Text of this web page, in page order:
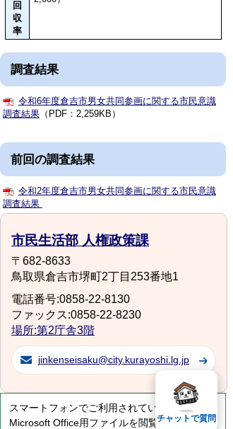
回
収
率
調査結果
令和6年度倉吉市男女共同参画に関する市民意識
調査結果 （PDF：2,259KB）
前回の調査結果
令和2年度倉吉市男女共同参画に関する市民意識
調査結果
市民生活部 人権政策課
〒682-8633
鳥取県倉吉市堺町2丁目253番地1
電話番号:0858-22-8130
ファックス:0858-22-8230
場所:第2庁舎3階
jinkenseisaku@city.kurayoshi.lg.jp
スマートフォンでご利用されている場合、
Microsoft Office用ファイルを閲覧できるアプ
チャットで質問